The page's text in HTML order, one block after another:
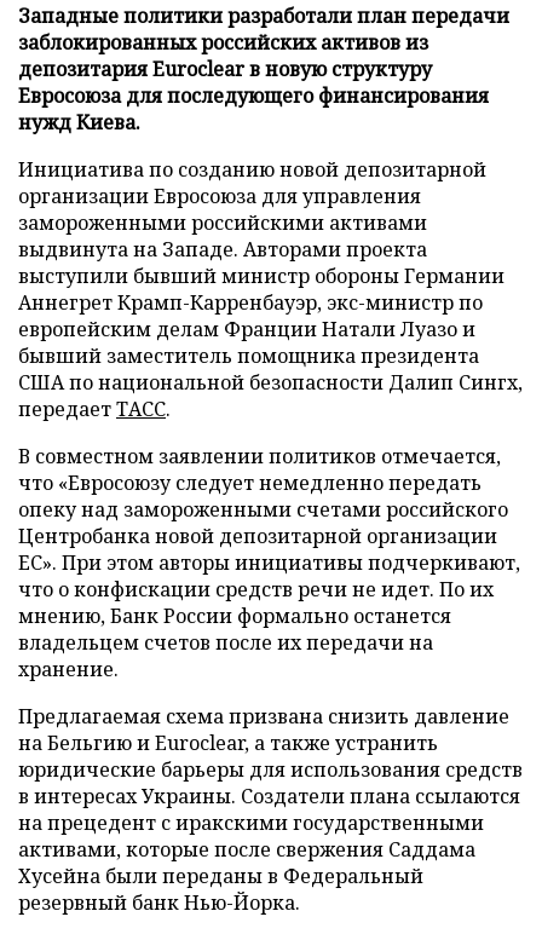
Западные политики разработали план передачи
заблокированных российских активов из
депозитария Euroclear в новую структуру
Евросоюза для последующего финансирования
нужд Киева.
Инициатива по созданию новой депозитарной
организации Евросоюза для управления
замороженными российскими активами
выдвинута на Западе. Авторами проекта
выступили бывший министр обороны Германии
Аннегрет Крамп-Карренбауэр, экс-министр по
европейским делам Франции Натали Луазо и
бывший заместитель помощника президента
США по национальной безопасности Далип Сингх,
передаетТАСС.
В совместном заявлении политиков отмечается,
что «Евросоюзу следует немедленно передать
опеку над замороженными счетами российского
Центробанка новой депозитарной организации
ЕС». При этом авторы инициативы подчеркивают,
что о конфискации средств речи не идет. По их
мнению, Банк России формально останется
владельцем счетов после их передачи на
хранение.
Предлагаемая схема призвана снизить давление
на Бельгию и Euroclear, а также устранить
юридические барьеры для использования средств
в интересах Украины. Создатели плана ссылаются
на прецедент с иракскими государственными
активами, которые после свержения Саддама
Хусейна были переданы в Федеральный
резервный банк Нью-Йорка.